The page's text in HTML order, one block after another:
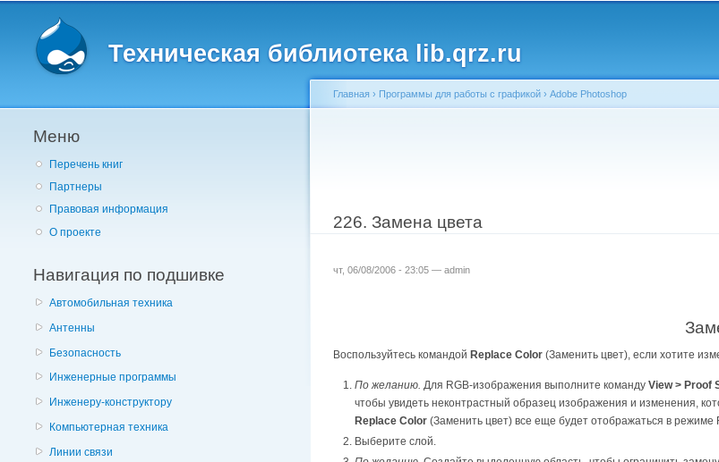
Техническая библиотека lib.qrz.ru
Меню
Перечень книг
Партнеры
Правовая информация
О проекте
Навигация по подшивке
Автомобильная техника
Антенны
Безопасность
Инженерные программы
Инженеру-конструктору
Компьютерная техника
Линии связи
Главная › Программы для работы с графикой › Adobe Photoshop
226. Замена цвета
чт, 06/08/2006 - 23:05 — admin
Воспользуйтесь командой Replace Color (Заменить цвет), если хотите
По желанию.Для RGB-изображения выполните командуView > Proof
чтобы увидеть неконтрастный образец изображения и изменения,
Replace Color(Заменить цвет) все еще будет отображаться в
Выберите слой.